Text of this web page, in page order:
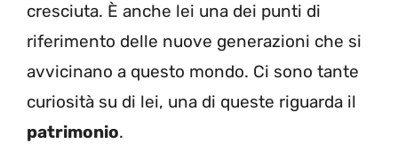
cresciuta. È anche lei una dei punti di
riferimento delle nuove generazioni che si
avvicinano a questo mondo. Ci sono tante
curiosità su di lei, una di queste riguarda il
patrimonio.